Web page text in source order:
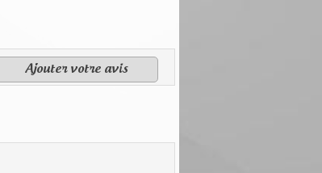
Ajouter votre avis